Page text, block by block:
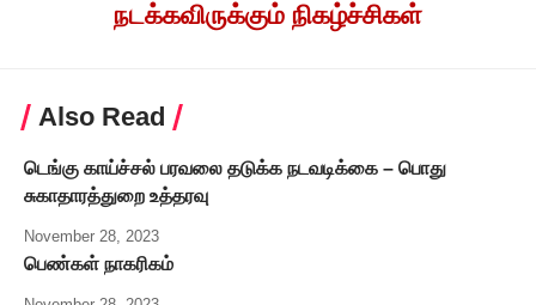
நடக்கவிருக்கும் நிகழ்ச்சிகள்
Also Read
டெங்கு காய்ச்சல் பரவலை தடுக்க நடவடிக்கை – பொது
சுகாதாரத்துறை உத்தரவு
November 28, 2023
பெண்கள் நாகரிகம்